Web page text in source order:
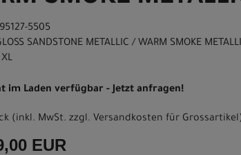
5505
SANDSTONE METALLIC / WARM SMOKE
im Laden verfügbar - Jetzt anfragen!
(inkl. MwSt. zzgl. Versandkosten für Grossartikel
EUR